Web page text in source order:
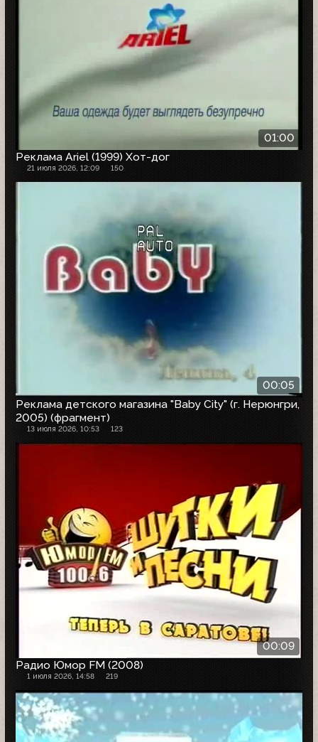
01:00
Реклама Ariel (1999) Хот-дог
21 июля 2026, 12:09 150
00:05
Реклама детского магазина "Baby City" (г. Нерюнгри,
2005) (фрагмент)
13 июля 2026, 10:53 123
00:09
Радио Юмор FM (2008)
1 июля 2026, 14:58 219